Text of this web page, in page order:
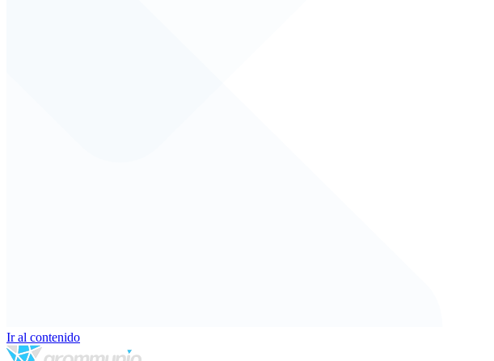
Ir al contenido